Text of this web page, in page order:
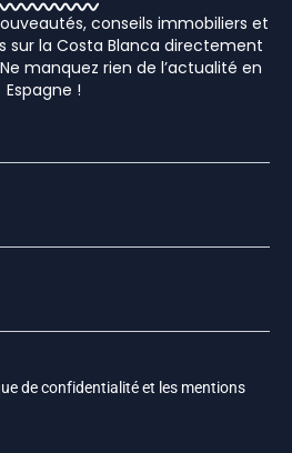
conseils immobiliers et
sur la Costa Blanca directement
manquez rien de l’actualité en
Espagne !
de confidentialitéet les mentions